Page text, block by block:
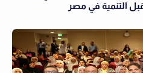
التنمية في مصر